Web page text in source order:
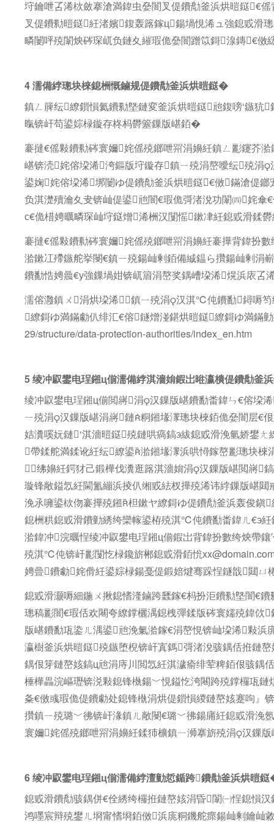
垨鑰呭叾浠栨斂搴滄満鍏虫姭闇叉偍鐨勪釜浜烘暟鎹€
叉偍鐨勬暟鎹紝渚嬪鍑轰簬鎵ц鍚堝悓浠ュ強鎴戜滑
疄闄呯殑闈炴硶琛屼负鏈夊繀瑕佹姭闇蹭笖鎶湶鏄€
4 濡備綍璁块棶鎴栦慨鏀规偍鐨勪釜浜烘暟鎹�
鎮ㄥ簲纭繚鎻愪氦鐨勬墍鏈変釜浜烘暟鎹兘鍑嗙‘鏃犺
暣锛屽苟鍙婃椂鏇存柊杩欎簺鏁版嵁銆�
褰撻€傜敤鐨勬硶寰嬭姹傜殑鎯呭喌涓嬶紝鎮ㄥ彲鑳芥
嵁锛涜姹傛垜浠洿鏂版垨鏇存鎮ㄧ殑涓嶅噯纭殑涓
鍙婅姹傛垜浠垹闄ゆ偍鐨勪釜浜烘暟鎹€傚鏋滄偍
负淇濋殰瀹夊叏锛屾偍鍙兘闇€瑕佹彁渚涗功闈㈣姹
с€佹棤娉曞疄琛屾垨鎹熷浠栦汉闅愮鏉冿紝鎴戜滑鍒
褰撻€傜敤鐨勬硶寰嬭姹傜殑鎯呭喌涓嬶紝褰撶背鍏扮
湁鏉冮殢鏃舵挙閿€鎮ㄧ殑鍚屾剰銆備絾鎾ら攢鍚屾剰涓
鐨勫悎娉曟€у強鏁堝姏锛屼篃涓嶅奖鍝嶆垜浠熀浜庡
濡傛灉鎮ㄨ涓烘垜浠鎮ㄧ殑涓汉淇℃伅鐨勫鐞嗕
繚鎶ゆ満鏋勮仈绯汇€傛鐩熷湴鍖烘暟鎹繚鎶ゆ満鏋
29/structure/data-protection-authorities/index_en.htm
5 绫冲叞鐢电珵鎺ц偂濡備綍淇濇姢鍜岀暀瀛樻偍鐨勪釜
绫冲叞鐢电珵鎺ц偂閲嶈涓汉鏁版嵁鐨勫畨鍏ㄣ€傛垜
ㄧ殑涓汉鏁版嵁涓嶈鏈粡鎺堟潈璁块棶銆佹姭闇层€
姞瀵嗘妧鏈‘淇濇暟鎹殑鏈哄瘑鎬э紱鎴戜滑浼氫娇鐢
帶鍒舵満鍒讹紝纭繚鍙湁鎺堟潈浜哄憳鎵嶅彲璁块
绋嬶紝鍔犲己鍛樺伐瀵逛簬淇濇姢涓汉鏁版嵁閲嶈
璇锋敞鎰忥紝閫氳繃浜掕仈缃戜紶杈撶殑浠讳綍鏁版嵁
浼氶噰鍙栨伆褰撶殑鎺柦鏉ヤ繚鎶ゆ偍鐨勪釜浜轰俊
鎴栦粠鎴戜滑鐨勭綉绔欒幏鍙栫殑淇℃伅鐨勫畨鍏ㄦ€э
湁鍏冲浣曞悜绫冲叞鐢电珵鎺ц偂鍜岀背鍏扮數绔炴帶
殑淇℃伅锛屽彲闅忔椂鑱旂郴鎴戜滑銆恱
娉曡鐨勮姹傦紝鍙婃椂鍚戞偍鍛婄煡骞跺悜鐩戠閮
鎴戜滑灏嗕細鍦ㄨ揪鎴愭湰鏀跨瓥鎵€杩扮洰鐨勬墍闇€
璁稿彲闇€瑕佸欢闀夸繚鐣欐湡鎴栧彈鍒版硶寰嬬殑鍏佽
版嵁鐨勫瓨鍌ㄦ湡鍙兘浼氭湁鎵€涓嶅悓锛屾垜浠敤
瀛樹釜浜烘暟鎹殑鏃堕棿锛屽寘鎷彁渚涗骇鍝佸拰鏈
鍝佷笌鏈嶅姟鎬ц兘涓庤川閲忥紝淇濊瘉绯荤粺銆佷骇鍝
棰樺畾浣嶇瓑锛涚敤鎴锋槸鍚﹀悓鎰忔洿闀跨殑鐣欏瓨
夈€傚彧瑕佹偍鐨勮处鎴锋槸涓烘偍鎻愪緵鏈嶅姟蹇呴
攢鎮ㄧ殑璐﹀彿锛屽湪鎮ㄦ敞閿€璐﹀彿鍚庯紝鎴戜滑
寰嬭姹傜殑鎯呭喌涓嬶紝鍒犻櫎鎮ㄧ浉搴旂殑涓汉鏁
6 绫冲叞鐢电珵鎺ц偂濡備綍澶勭悊鍎跨鐨勪釜浜烘暟
鎴戜滑鐨勪骇鍝併€佺綉绔欏拰鏈嶅姟涓昏闈㈠悜鎴愪
鸿嚜宸辩殑鐢ㄦ埛甯愭埛銆傚浜庣粡鐖舵瘝鍚屾剰鑰屾